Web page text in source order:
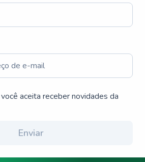
aceita receber novidades da
Enviar